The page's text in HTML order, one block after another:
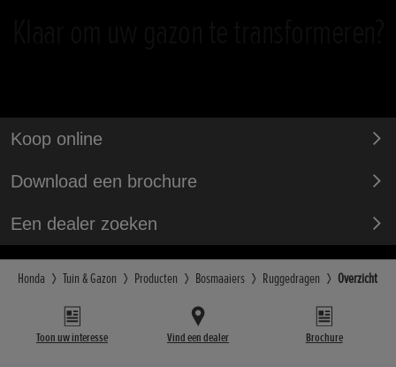
Koop online
Download een brochure
Een dealer zoeken
Honda Tuin & Gazon Producten Bosmaaiers Ruggedragen Overzicht
Toon uw interesse Vind een dealer Brochure